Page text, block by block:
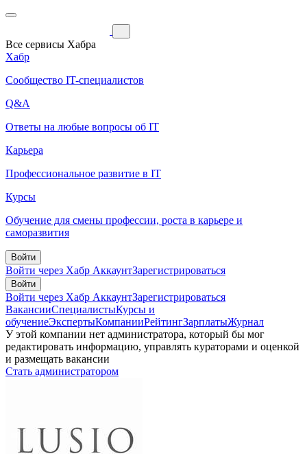
Все сервисы Хабра
Хабр
Сообщество IT-специалистов
Q&A
Ответы на любые вопросы об IT
Карьера
Профессиональное развитие в IT
Курсы
Обучение для смены профессии, роста в карьере и
саморазвития
Войти
Войти через Хабр АккаунтЗарегистрироваться
Войти
Войти через Хабр АккаунтЗарегистрироваться
ВакансииСпециалистыКурсы и
обучениеЭкспертыКомпанииРейтингЗарплатыЖурнал
У этой компании нет администратора, который бы мог
редактировать информацию, управлять кураторами и оценкой
и размещать вакансии
Стать администратором